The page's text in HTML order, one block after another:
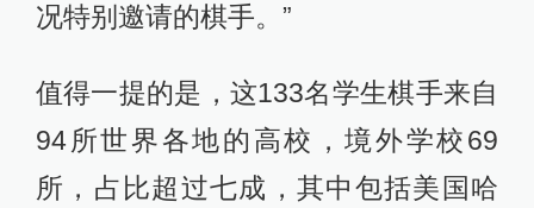
况特别邀请的棋手。”
值得一提的是，这133名学生棋手来自
94所世界各地的高校，境外学校69
所，占比超过七成，其中包括美国哈